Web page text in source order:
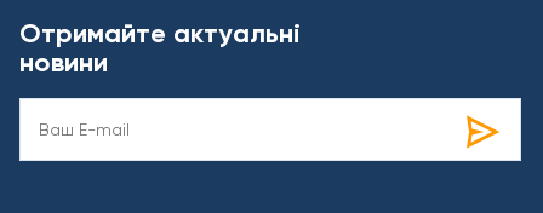
Отримайте актуальні
новини